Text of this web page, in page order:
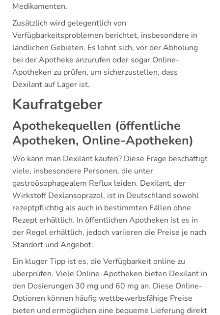
Medikamenten.
Zusätzlich wird gelegentlich von
Verfügbarkeitsproblemen berichtet, insbesondere in
ländlichen Gebieten. Es lohnt sich, vor der Abholung
bei der Apotheke anzurufen oder sogar Online-
Apotheken zu prüfen, um sicherzustellen, dass
Dexilant auf Lager ist.
Kaufratgeber
Apothekequellen (öffentliche
Apotheken, Online-Apotheken)
Wo kann man Dexilant kaufen? Diese Frage beschäftigt
viele, insbesondere Personen, die unter
gastroösophagealem Reflux leiden. Dexilant, der
Wirkstoff Dexlansoprazol, ist in Deutschland sowohl
rezeptpflichtig als auch in bestimmten Fällen ohne
Rezept erhältlich. In öffentlichen Apotheken ist es in
der Regel erhältlich, jedoch variieren die Preise je nach
Standort und Angebot.
Ein kluger Tipp ist es, die Verfügbarkeit online zu
überprüfen. Viele Online-Apotheken bieten Dexilant in
den Dosierungen 30 mg und 60 mg an. Diese Online-
Optionen können häufig wettbewerbsfähige Preise
bieten und ermöglichen eine bequeme Lieferung direkt